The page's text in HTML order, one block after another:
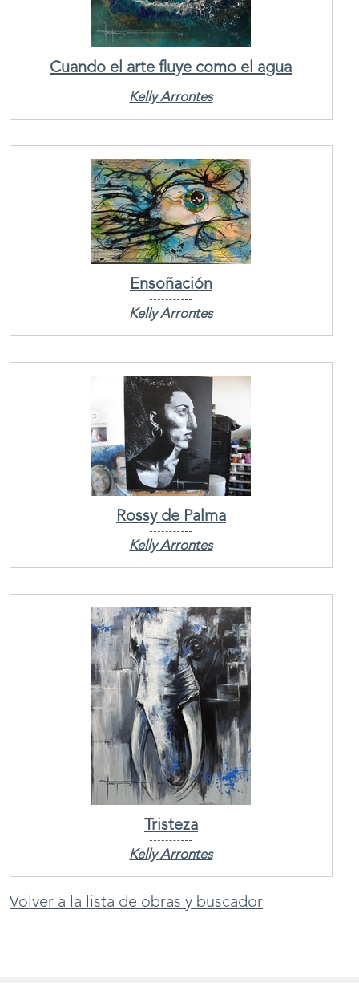
Cuando el arte fluye como el agua
Kelly Arrontes
Ensoñación
Kelly Arrontes
Rossy de Palma
Kelly Arrontes
Tristeza
Kelly Arrontes
Volver a la lista de obras y buscador